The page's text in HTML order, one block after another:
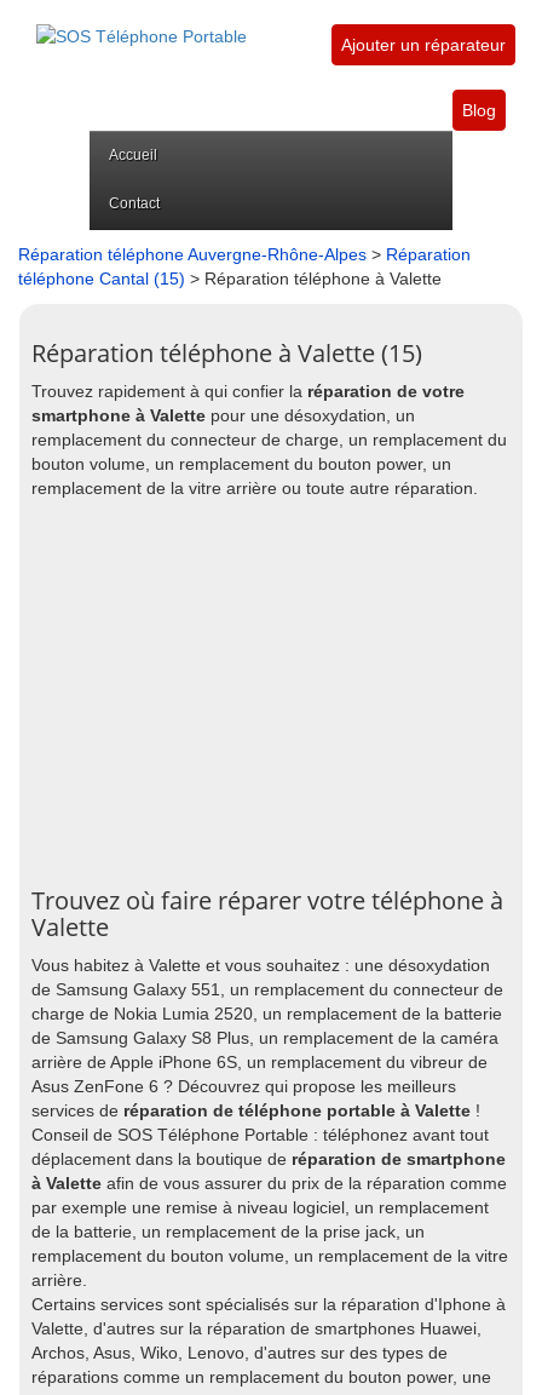
Ajouter un réparateur
Blog
Accueil
Contact
Réparation téléphone Auvergne-Rhône-Alpes > Réparation
téléphone Cantal (15) > Réparation téléphone à Valette
Réparation téléphone à Valette (15)
Trouvez rapidement à qui confier la réparation de votre
smartphone à Valette pour une désoxydation, un
remplacement du connecteur de charge, un remplacement du
bouton volume, un remplacement du bouton power, un
remplacement de la vitre arrière ou toute autre réparation.
Trouvez où faire réparer votre téléphone à
Valette
Vous habitez à Valette et vous souhaitez : une désoxydation
de Samsung Galaxy 551, un remplacement du connecteur de
charge de Nokia Lumia 2520, un remplacement de la batterie
de Samsung Galaxy S8 Plus, un remplacement de la caméra
arrière de Apple iPhone 6S, un remplacement du vibreur de
Asus ZenFone 6 ? Découvrez qui propose les meilleurs
services de réparation de téléphone portable à Valette !
Conseil de SOS Téléphone Portable : téléphonez avant tout
déplacement dans la boutique de réparation de smartphone
à Valette afin de vous assurer du prix de la réparation comme
par exemple une remise à niveau logiciel, un remplacement
de la batterie, un remplacement de la prise jack, un
remplacement du bouton volume, un remplacement de la vitre
arrière.
Certains services sont spécialisés sur la réparation d'Iphone à
Valette, d'autres sur la réparation de smartphones Huawei,
Archos, Asus, Wiko, Lenovo, d'autres sur des types de
réparations comme un remplacement du bouton power, une